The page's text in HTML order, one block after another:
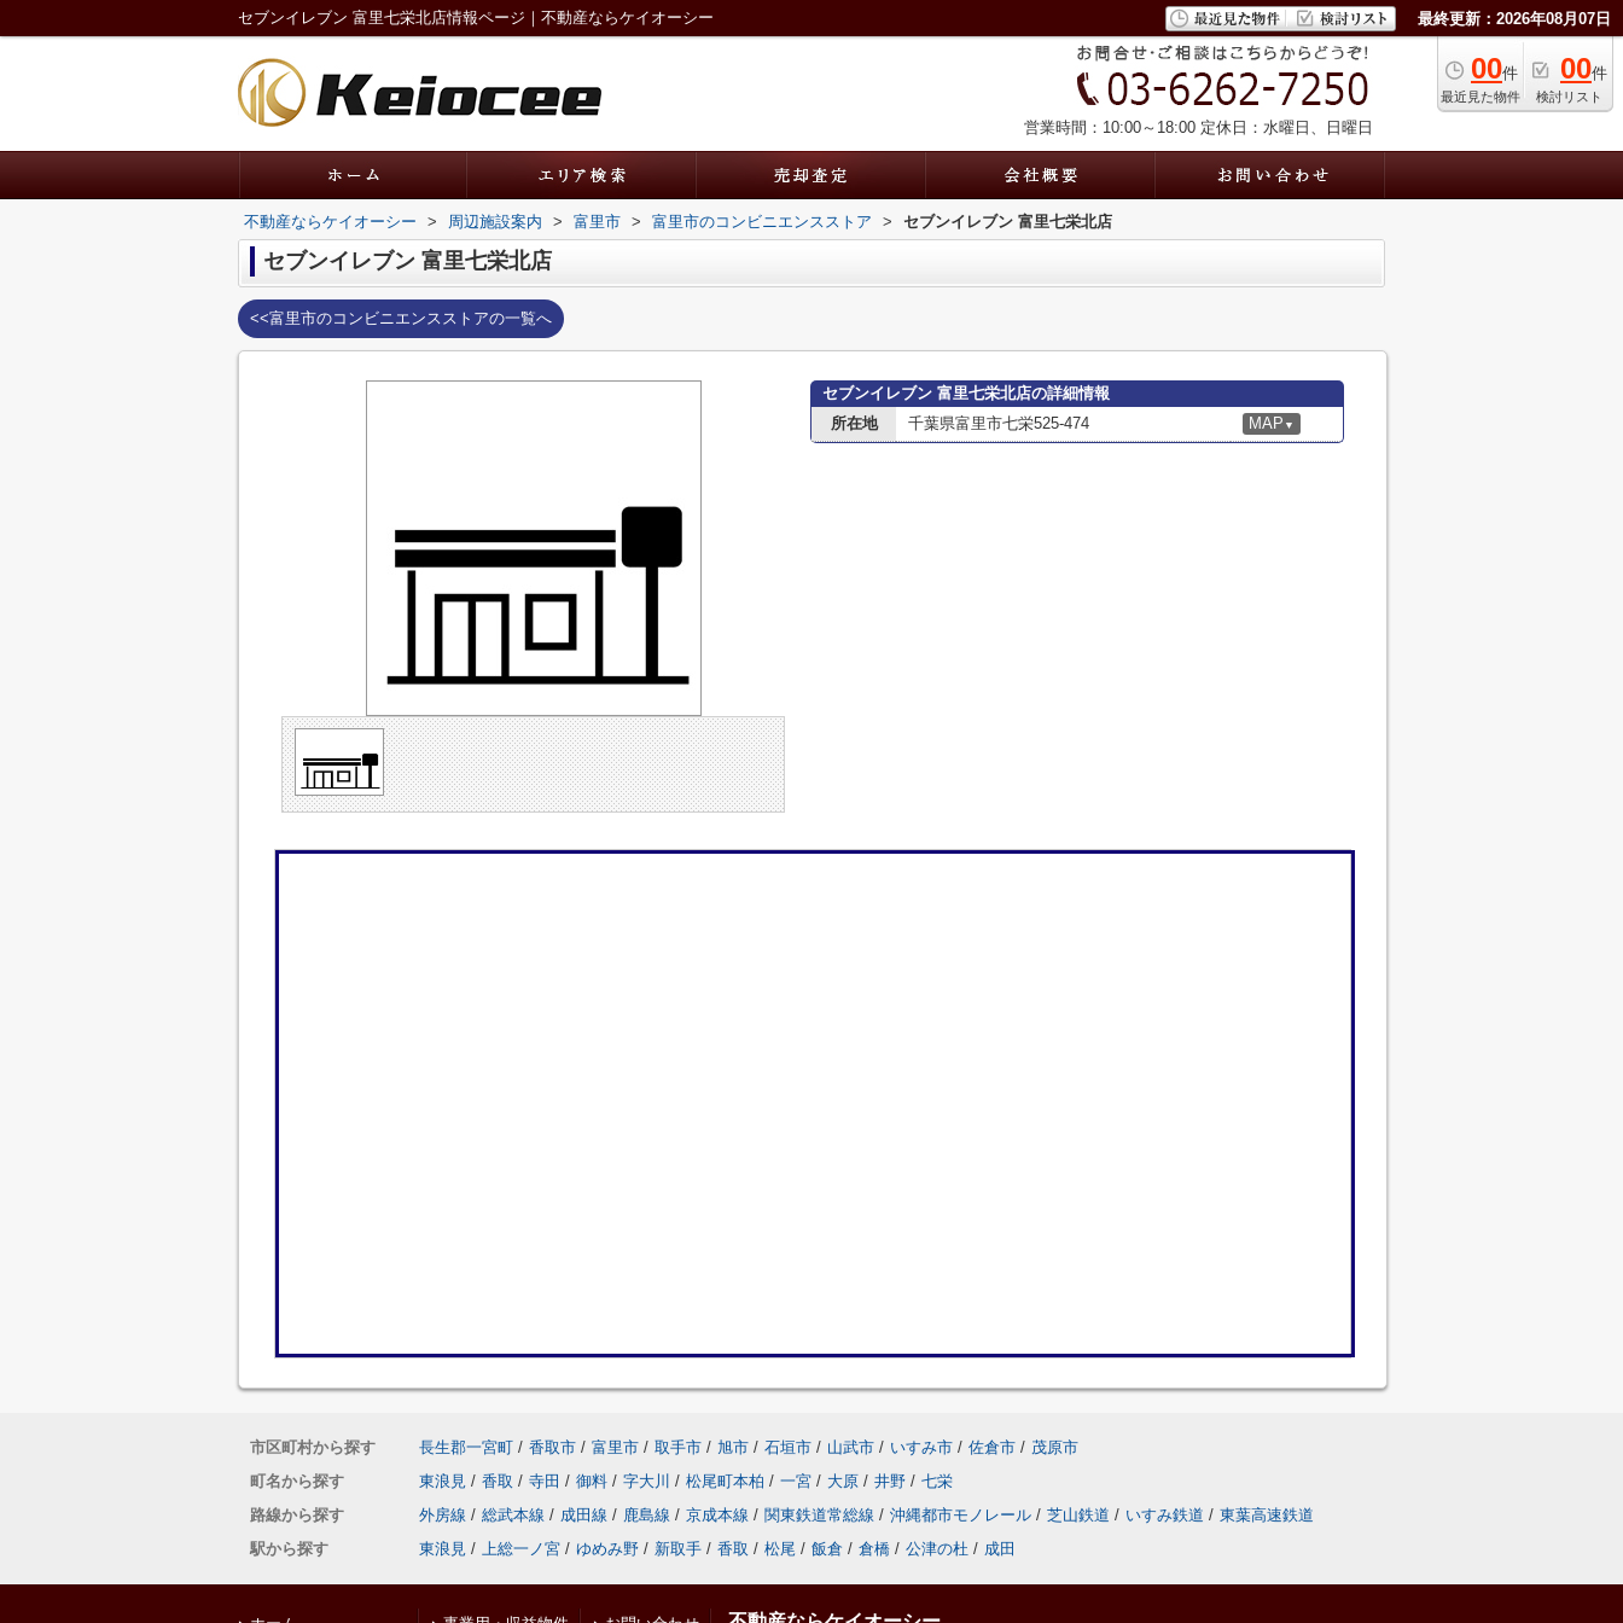
セブンイレブン 富里七栄北店情報ページ｜不動産ならケイオーシー 最終更新：2026年08月07日
00件
最近見た物件
00件
検討リスト
営業時間：10:00～18:00 定休日：水曜日、日曜日
不動産ならケイオーシー > 周辺施設案内 > 富里市 > 富里市のコンビニエンスストア > セブンイレブン 富里七栄北店
セブンイレブン 富里七栄北店
<<富里市のコンビニエンスストアの一覧へ
セブンイレブン 富里七栄北店の詳細情報
所在地
千葉県富里市七栄525-474 MAP ▼
市区町村から探す 長生郡一宮町 / 香取市 / 富里市 / 取手市 / 旭市 / 石垣市 / 山武市 / いすみ市 / 佐倉市 / 茂原市
町名から探す
東浪見 / 香取 / 寺田 / 御料 / 字大川 / 松尾町本柏 / 一宮 / 大原 / 井野 / 七栄
路線から探す
外房線 / 総武本線 / 成田線 / 鹿島線 / 京成本線 / 関東鉄道常総線 / 沖縄都市モノレール / 芝山鉄道 / いすみ鉄道 / 東葉高速鉄道
駅から探す
東浪見 / 上総一ノ宮 / ゆめみ野 / 新取手 / 香取 / 松尾 / 飯倉 / 倉橋 / 公津の杜 / 成田